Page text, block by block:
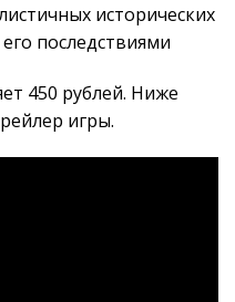
исторических
последствиями
450 рублей. Ниже
игры.